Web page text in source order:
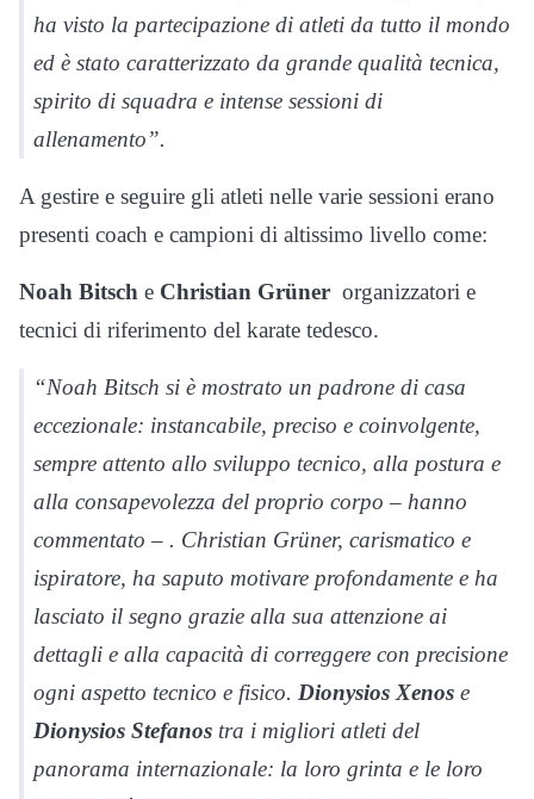
ha visto la partecipazione di atleti da tutto il mondo
ed è stato caratterizzato da grande qualità tecnica,
spirito di squadra e intense sessioni di
allenamento”.
A gestire e seguire gli atleti nelle varie sessioni erano
presenti coach e campioni di altissimo livello come:
Noah Bitsch e Christian Grüner organizzatori e
tecnici di riferimento del karate tedesco.
“Noah Bitsch si è mostrato un padrone di casa
eccezionale: instancabile, preciso e coinvolgente,
sempre attento allo sviluppo tecnico, alla postura e
alla consapevolezza del proprio corpo – hanno
commentato – . Christian Grüner, carismatico e
ispiratore, ha saputo motivare profondamente e ha
lasciato il segno grazie alla sua attenzione ai
dettagli e alla capacità di correggere con precisione
ogni aspetto tecnico e fisico. Dionysios Xenos e
Dionysios Stefanos tra i migliori atleti del
panorama internazionale: la loro grinta e le loro